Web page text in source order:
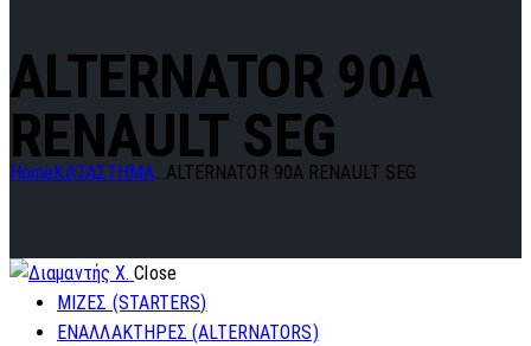
ALTERNATOR 90A
RENAULT SEG
Home ΚΑΤΑΣΤΗΜΑ...ALTERNATOR 90A RENAULT SEG
Close
ΜΙΖΕΣ (STARTERS)
ΕΝΑΛΛΑΚΤΗΡΕΣ (ALTERNATORS)